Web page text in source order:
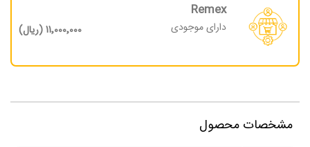
Remex
دارای موجودی 11٬000٬000 (ریال)
مشخصات محصول